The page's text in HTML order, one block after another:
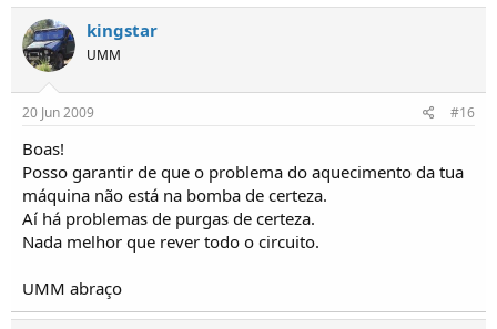
kingstar
UMM
20 Jun 2009 #16
Boas!
Posso garantir de que o problema do aquecimento da tua
máquina não está na bomba de certeza.
Aí há problemas de purgas de certeza.
Nada melhor que rever todo o circuito.
UMM abraço